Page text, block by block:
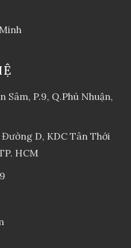
Sâm, P.9, Q.Phú Nhuận,
Đường D, KDC Tân Thới
HCM